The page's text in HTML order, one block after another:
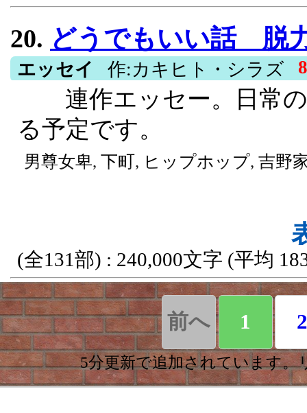
る。 寄宿学校。 大学。
生へ。 何度ぶつかっても
てくる。 これは、日本人
うもなく長く続いてし
結】やっと本来の予定し
いけました(´;ω;｀)なが
なってます。読んでくだ
本当に感謝です！
ＥＳＮ大賞１１, ギャグ, 男主人公,
20. どうでもいい話 脱
エッセイ 作:カキヒト・シラズ 8
連作エッセー。日常の
る予定です。
男尊女卑, 下町, ヒップホップ, 吉野
(全131部) : 240,000文字 (平均
前へ 1 2
5分更新で追加されています